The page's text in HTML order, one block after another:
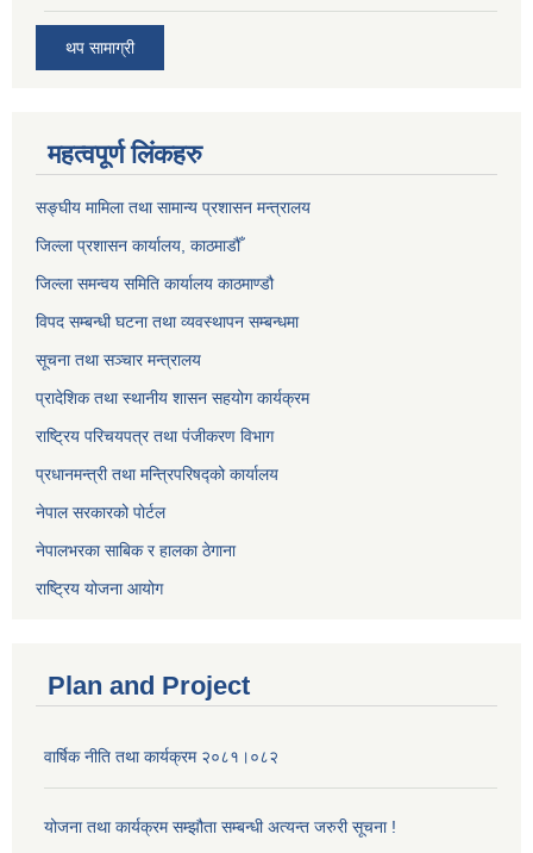
थप सामाग्री
महत्वपूर्ण लिंकहरु
सङ्‍घीय मामिला तथा सामान्य प्रशासन मन्त्रालय
जिल्ला प्रशासन कार्यालय, काठमाडौँ
जिल्ला समन्वय समिति कार्यालय काठमाण्ड‌ौ
विपद सम्बन्धी घटना तथा व्यवस्थापन सम्बन्धमा
सूचना तथा सञ्चार मन्त्रालय
प्रादेशिक तथा स्थानीय शासन सहयोग कार्यक्रम
राष्ट्रिय परिचयपत्र तथा पंजीकरण विभाग
प्रधानमन्त्री तथा मन्त्रिपरिषद्को कार्यालय
नेपाल सरकारको पोर्टल
नेपालभरका साबिक र हालका ठेगाना
राष्ट्रिय योजना आयोग
Plan and Project
वार्षिक नीति तथा कार्यक्रम २०८१।०८२
योजना तथा कार्यक्रम सम्झौता सम्बन्धी अत्यन्त जरुरी सूचना !